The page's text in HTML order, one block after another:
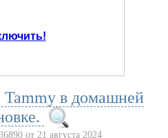
Tammy в домашней
от 21 августа 2024